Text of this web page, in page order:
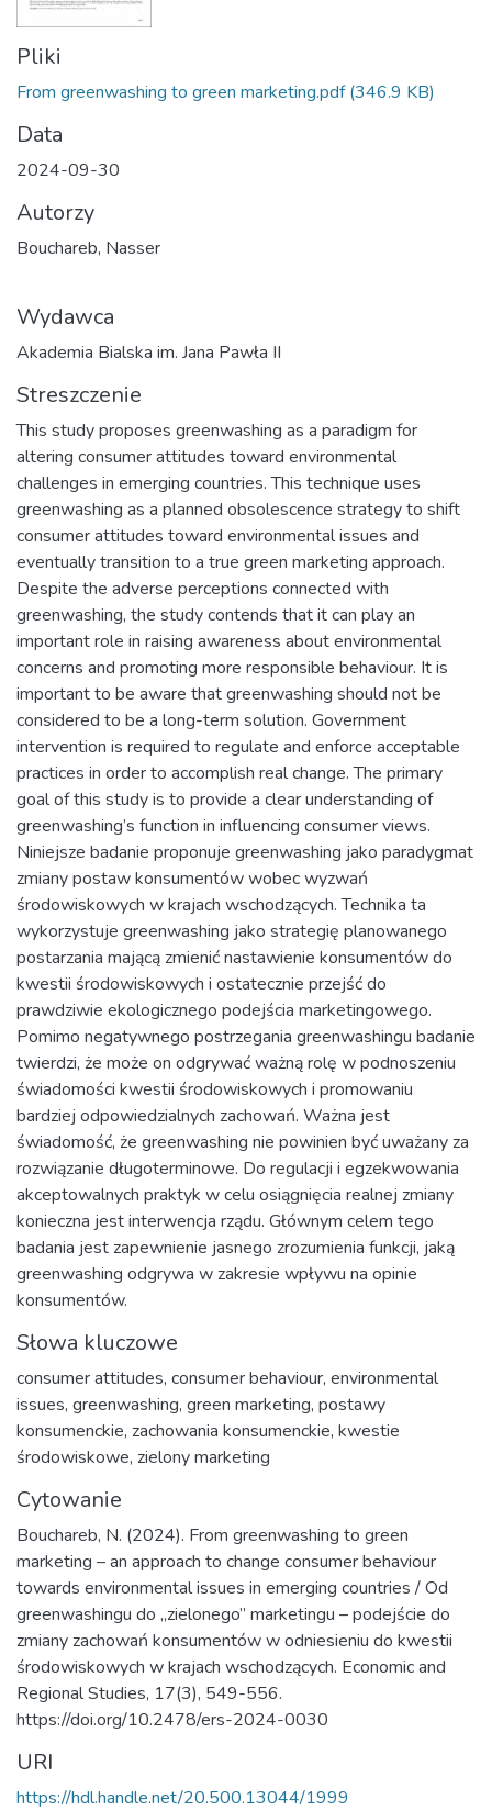
Pliki
From greenwashing to green marketing.pdf (346.9 KB)
Data
2024-09-30
Autorzy
Bouchareb, Nasser
Wydawca
Akademia Bialska im. Jana Pawła II
Streszczenie
This study proposes greenwashing as a paradigm for
altering consumer attitudes toward environmental
challenges in emerging countries. This technique uses
greenwashing as a planned obsolescence strategy to shift
consumer attitudes toward environmental issues and
eventually transition to a true green marketing approach.
Despite the adverse perceptions connected with
greenwashing, the study contends that it can play an
important role in raising awareness about environmental
concerns and promoting more responsible behaviour. It is
important to be aware that greenwashing should not be
considered to be a long-term solution. Government
intervention is required to regulate and enforce acceptable
practices in order to accomplish real change. The primary
goal of this study is to provide a clear understanding of
greenwashing’s function in influencing consumer views.
Niniejsze badanie proponuje greenwashing jako paradygmat
zmiany postaw konsumentów wobec wyzwań
środowiskowych w krajach wschodzących. Technika ta
wykorzystuje greenwashing jako strategię planowanego
postarzania mającą zmienić nastawienie konsumentów do
kwestii środowiskowych i ostatecznie przejść do
prawdziwie ekologicznego podejścia marketingowego.
Pomimo negatywnego postrzegania greenwashingu badanie
twierdzi, że może on odgrywać ważną rolę w podnoszeniu
świadomości kwestii środowiskowych i promowaniu
bardziej odpowiedzialnych zachowań. Ważna jest
świadomość, że greenwashing nie powinien być uważany za
rozwiązanie długoterminowe. Do regulacji i egzekwowania
akceptowalnych praktyk w celu osiągnięcia realnej zmiany
konieczna jest interwencja rządu. Głównym celem tego
badania jest zapewnienie jasnego zrozumienia funkcji, jaką
greenwashing odgrywa w zakresie wpływu na opinie
konsumentów.
Słowa kluczowe
consumer attitudes, consumer behaviour, environmental
issues, greenwashing, green marketing, postawy
konsumenckie, zachowania konsumenckie, kwestie
środowiskowe, zielony marketing
Cytowanie
Bouchareb, N. (2024). From greenwashing to green
marketing – an approach to change consumer behaviour
towards environmental issues in emerging countries / Od
greenwashingu do „zielonego” marketingu – podejście do
zmiany zachowań konsumentów w odniesieniu do kwestii
środowiskowych w krajach wschodzących. Economic and
Regional Studies, 17(3), 549-556.
https://doi.org/10.2478/ers-2024-0030
URI
https://hdl.handle.net/20.500.13044/1999